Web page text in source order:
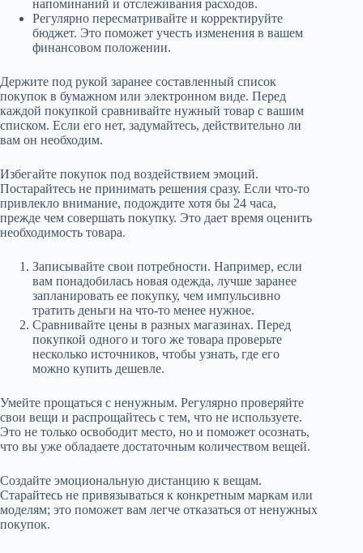
напоминаний и отслеживания расходов.
Регулярно пересматривайте и корректируйте
бюджет. Это поможет учесть изменения в вашем
финансовом положении.
Держите под рукой заранее составленный список
покупок в бумажном или электронном виде. Перед
каждой покупкой сравнивайте нужный товар с вашим
списком. Если его нет, задумайтесь, действительно ли
вам он необходим.
Избегайте покупок под воздействием эмоций.
Постарайтесь не принимать решения сразу. Если что-то
привлекло внимание, подождите хотя бы 24 часа,
прежде чем совершать покупку. Это дает время оценить
необходимость товара.
Записывайте свои потребности. Например, если
вам понадобилась новая одежда, лучше заранее
запланировать ее покупку, чем импульсивно
тратить деньги на что-то менее нужное.
Сравнивайте цены в разных магазинах. Перед
покупкой одного и того же товара проверьте
несколько источников, чтобы узнать, где его
можно купить дешевле.
Умейте прощаться с ненужным. Регулярно проверяйте
свои вещи и распрощайтесь с тем, что не используете.
Это не только освободит место, но и поможет осознать,
что вы уже обладаете достаточным количеством вещей.
Создайте эмоциональную дистанцию к вещам.
Старайтесь не привязываться к конкретным маркам или
моделям; это поможет вам легче отказаться от ненужных
покупок.